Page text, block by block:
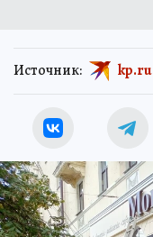
Источник: kp.ru